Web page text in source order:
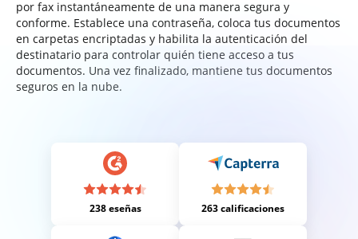
por fax instantáneamente de una manera segura y
conforme. Establece una contraseña, coloca tus documentos
en carpetas encriptadas y habilita la autenticación del
destinatario para controlar quién tiene acceso a tus
documentos. Una vez finalizado, mantiene tus documentos
seguros en la nube.
238 eseñas 263 calificaciones